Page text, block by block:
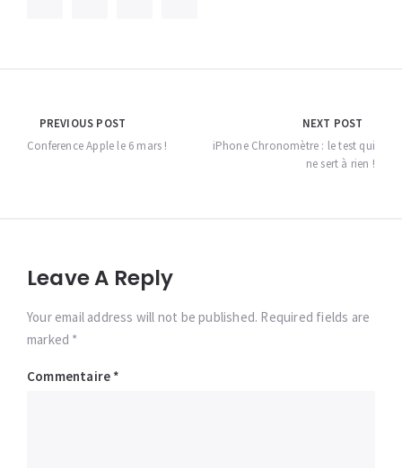
Navigation
de
PREVIOUS POST
Conference Apple le 6 mars !
NEXT POST
iPhone Chronomètre : le test qui
ne sert à rien !
Leave A Reply
Your email address will not be published. Required fields are
marked *
Commentaire *